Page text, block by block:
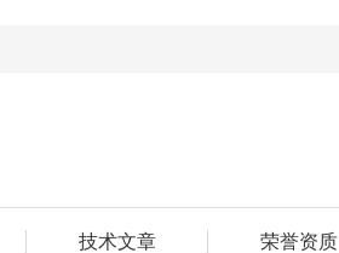
技术文章 荣誉资质